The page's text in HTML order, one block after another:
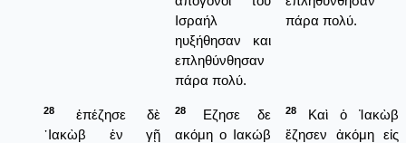
Ισραήλ
ηυξήθησαν και
επληθύνθησαν
πάρα πολύ.
πάρα πολύ.
28
ἐπέζησε δὲ
᾿Ιακὼβ ἐν γῇ
28
Εζησε δε
ακόμη ο Ιακώβ
28
Καὶ ὁ Ἰακὼβ
ἔζησεν ἀκόμη εἰς